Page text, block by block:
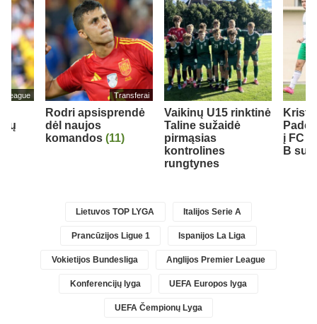
League Transferai
Rodri apsisprendė
dėl naujos
komandos (11)
Vaikinų U15 rinktinė
Taline sužaidė
pirmąsias
kontrolines
rungtynes
į FC
B
Lietuvos TOP LYGA Italijos Serie A
Prancūzijos Ligue 1 Ispanijos La Liga
Vokietijos Bundesliga Anglijos Premier League
Konferencijų lyga UEFA Europos lyga
UEFA Čempionų Lyga